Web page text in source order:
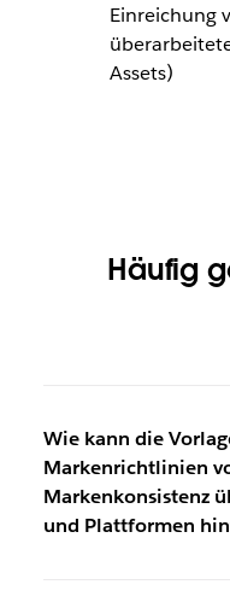
Einreichung
Assets)
Häufig
Wie kann die
Markenrichtlinien
Markenkonsistenz
und Plattformen